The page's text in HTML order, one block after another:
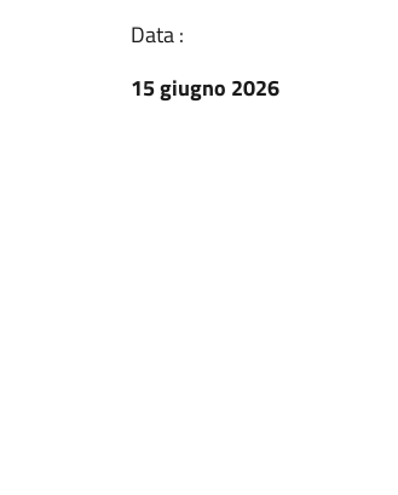
Data :
15 giugno 2026